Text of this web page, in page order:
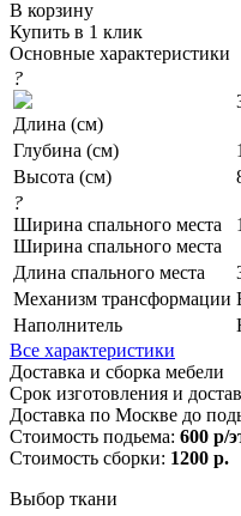
В корзину
Купить в 1 клик
Основные характеристики
?
Длина (см)
Глубина (см)
Высота (см)
?
Ширина спального места
Ширина спального места
Длина спального места
Механизм трансформации
Наполнитель
Все характеристики
Доставка и сборка мебели
Срок изготовления и
Доставка по Москве до
Стоимость подьема: 600 р/
Стоимость сборки: 1200 р.
Выбор ткани